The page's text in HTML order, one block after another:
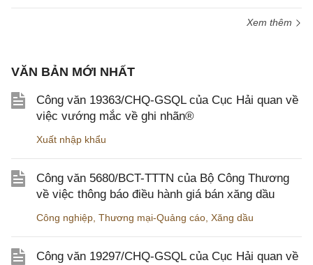
Xem thêm
VĂN BẢN MỚI NHẤT
Công văn 19363/CHQ-GSQL của Cục Hải quan về
việc vướng mắc về ghi nhãn®
Xuất nhập khẩu
Công văn 5680/BCT-TTTN của Bộ Công Thương
về việc thông báo điều hành giá bán xăng dầu
Công nghiệp Thương mại-Quảng cáo Xăng dầu
Công văn 19297/CHQ-GSQL của Cục Hải quan về